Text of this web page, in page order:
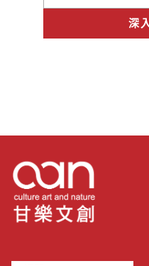
境，讓旅客理解
性，也認識護樹
#三峽輕旅行 #山
#攀
深